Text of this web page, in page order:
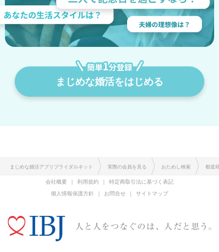
まじめな婚活をはじめる
まじめな婚活アプリブライダルネット 実際の会員を見る おためし検索 都道
会社概要 利用規約
特定商取引法に基づく表記
個人情報保護方針
お問合せ サイトマップ